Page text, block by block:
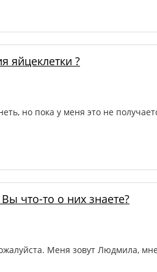
яйцеклетки ?
но пока у меня это не
что-то о них знаете?
Меня зовут Людмила,